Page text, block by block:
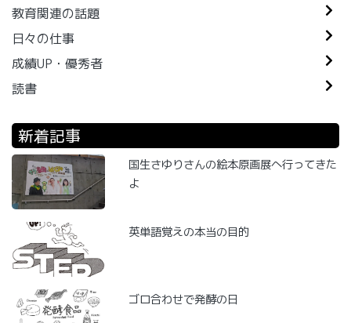
教育関連の話題
日々の仕事
成績UP・優秀者
読書
新着記事
国生さゆりさんの絵本原画展へ行ってきた
よ
英単語覚えの本当の目的
ゴロ合わせで発酵の日